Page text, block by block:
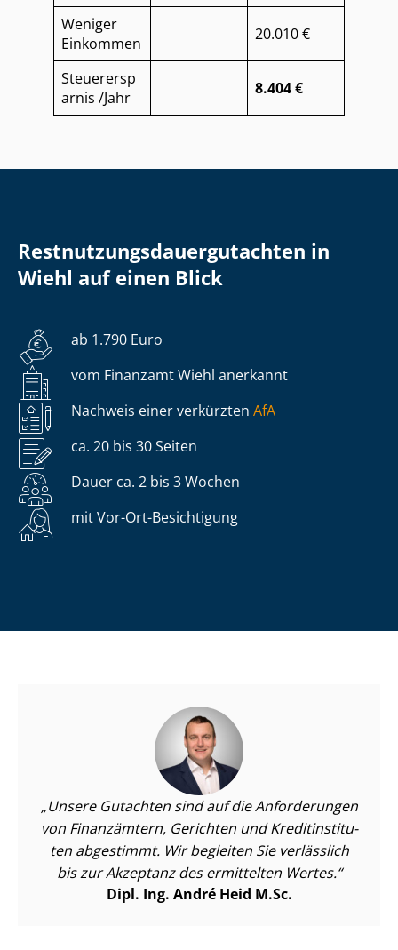
Weniger
Einkommen
20.010 €
Steuerersp
arnis /Jahr
8.404 €
Rest­nut­zungs­dau­er­gut­ach­ten in
Wiehl auf einen Blick
ab 1.790 Euro
vom Finanzamt Wiehl anerkannt
Nachweis einer verkürzten AfA
ca. 20 bis 30 Seiten
Dauer ca. 2 bis 3 Wochen
mit Vor-Ort-Besichtigung
Unsere Gutachten sind auf die Anforderungen
von Finanzämtern, Gerichten und Kre­dit­in­sti­tu­
ten abgestimmt. Wir begleiten Sie verlässlich
bis zur Akzeptanz des ermittelten Wertes.
Dipl. Ing. André Heid M.Sc.